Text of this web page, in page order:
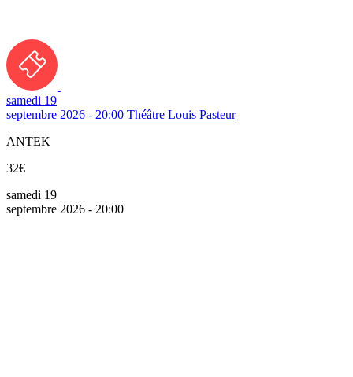
samedi 19
septembre 2026 - 20:00 Théâtre Louis Pasteur
ANTEK
32€
samedi 19
septembre 2026 - 20:00